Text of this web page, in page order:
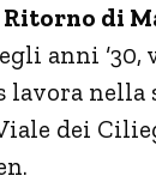
di
anni
lavora nella
dei